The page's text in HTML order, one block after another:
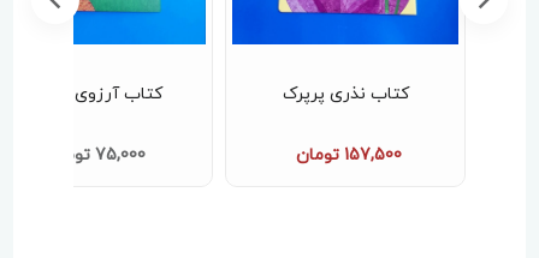
کتاب نذری پرپرک
157,500 تومان
کتاب آرزوی زنبورک
75,000 تومان